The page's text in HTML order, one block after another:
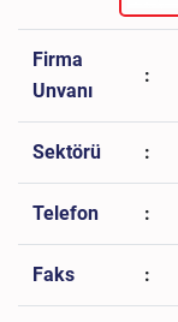
Firma
Unvanı
:
Sektörü :
Telefon :
Faks :